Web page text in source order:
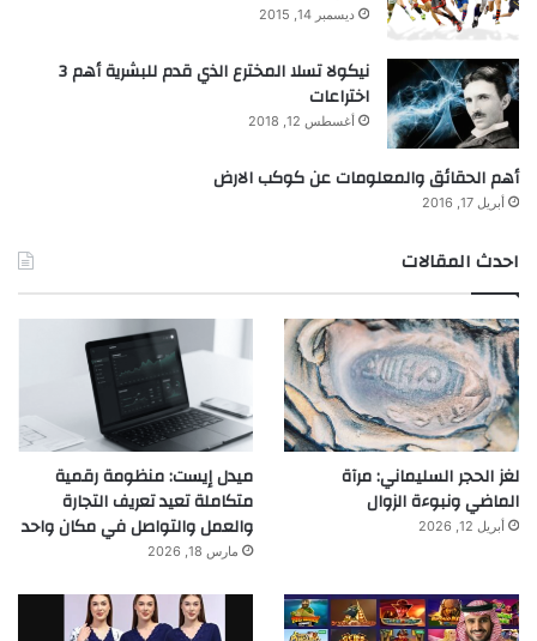
ديسمبر 14, 2015
نيكولا تسلا المخترع الذي قدم للبشرية أهم 3
اختراعات
أغسطس 12, 2018
أهم الحقائق والمعلومات عن كوكب الارض
أبريل 17, 2016
احدث المقالات
لغز الحجر السليماني: مرآة
الماضي ونبوءة الزوال
أبريل 12, 2026
ميدل إيست: منظومة رقمية
متكاملة تعيد تعريف التجارة
والعمل والتواصل في مكان واحد
مارس 18, 2026